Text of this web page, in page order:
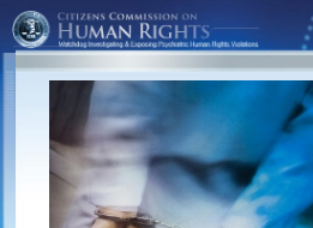
關於我們
什麼是CCHR？
成就
來自總裁的訊息
顧問團
CCHR廣告
《隱藏的敵人》
《恐懼的年代》
精神病學的事實
快速的真相
CCHR出版品
替代方法
採取行動